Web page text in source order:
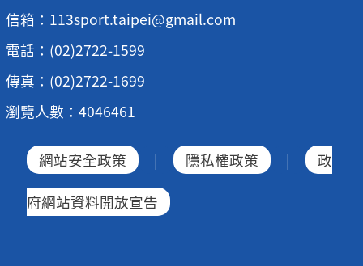
信箱：113sport.taipei@gmail.com
電話：(02)2722-1599
傳真：(02)2722-1699
瀏覽人數：4046461
網站安全政策 | 隱私權政策 | 政
府網站資料開放宣告